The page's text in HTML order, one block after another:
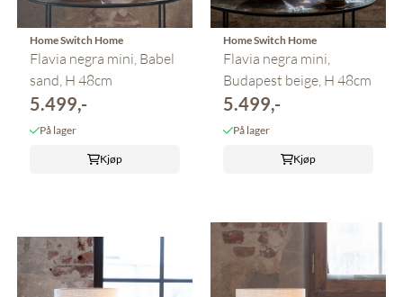
Home Switch Home
Flavia negra mini, Babel
sand, H 48cm
5.499,-
På lager
Kjøp
Home Switch Home
Flavia negra mini,
Budapest beige, H 48cm
5.499,-
På lager
Kjøp